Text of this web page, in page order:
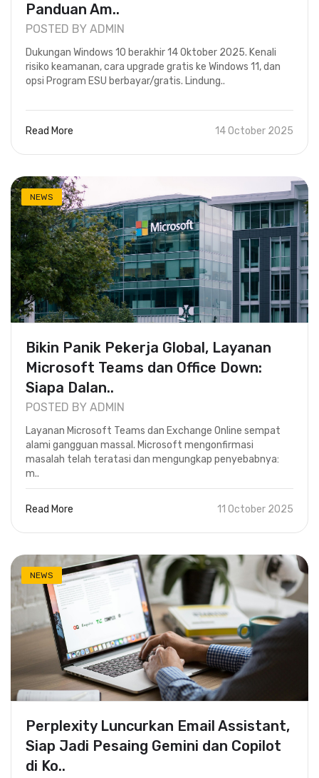
Panduan Am..
POSTED BY ADMIN
Dukungan Windows 10 berakhir 14 Oktober 2025. Kenali
risiko keamanan, cara upgrade gratis ke Windows 11, dan
opsi Program ESU berbayar/gratis. Lindung..
Read More 14 October 2025
NEWS
Bikin Panik Pekerja Global, Layanan
Microsoft Teams dan Office Down:
Siapa Dalan..
POSTED BY ADMIN
Layanan Microsoft Teams dan Exchange Online sempat
alami gangguan massal. Microsoft mengonfirmasi
masalah telah teratasi dan mengungkap penyebabnya:
m..
Read More 11 October 2025
NEWS
Perplexity Luncurkan Email Assistant,
Siap Jadi Pesaing Gemini dan Copilot
di Ko..